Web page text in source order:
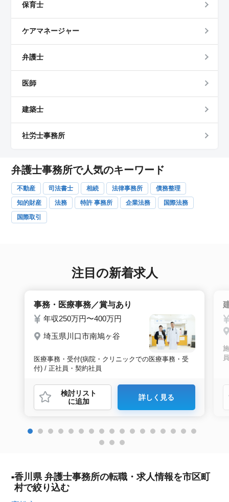
保育士
ケアマネージャー
弁護士
医師
建築士
社労士事務所
弁護士事務所で人気のキーワード
不動産 司法書士 相続 法律事務所
債務整理
知的財産
法務 特許 事務所 企業法務
国際法務
国際取引
注目の新着求人
事務・医療事務／賞与あり
年収250万円〜400万円
埼玉県川口市南鳩ヶ谷
医療事務・受付(病院・クリニックでの医療事務・受
付) / 正社員・契約社員
検討リスト
に追加
詳しく見る
員
香川県 弁護士事務所の転職・求人情報を市区町
村で絞り込む